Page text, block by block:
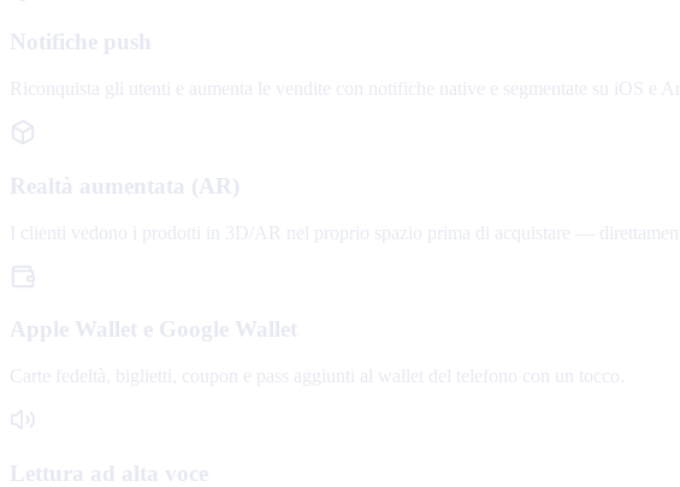
Notifiche push
Riconquista gli utenti e aumenta le vendite con notifiche native e segmentate su iOS e
Realtà aumentata (AR)
I clienti vedono i prodotti in 3D/AR nel proprio spazio prima di acquistare —
Apple Wallet e Google Wallet
Carte fedeltà, biglietti, coupon e pass aggiunti al wallet del telefono con un tocco.
Lettura ad alta voce